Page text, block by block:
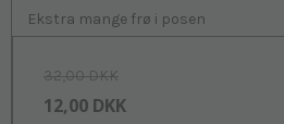
Ekstra mange frø i posen
32,00 DKK
12,00 DKK